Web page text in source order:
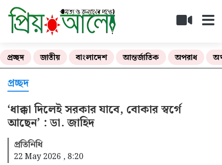
প্রচ্ছদ জাতীয় বাংলাদেশ আন্তর্জাতিক অপরাধ
প্রচ্ছদ
‘ধাক্কা দিলেই সরকার যাবে, বোকার স্বর্গে
আছেন’ : ডা. জাহিদ
প্রতিনিধি
22 May 2026 , 8:20